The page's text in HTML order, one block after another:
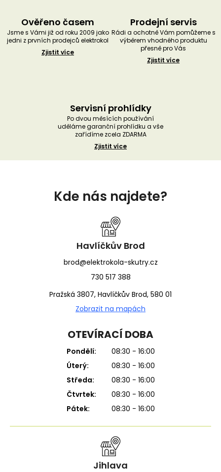
Ověřeno časem
Jsme s Vámi již od roku 2009 jako
jedni z prvních prodejců elektrokol
Zjistit více
Prodejní servis
Rádi a ochotně Vám pomůžeme s
výběrem vhodného produktu
přesně pro Vás
Zjistit více
Servisní prohlídky
Po dvou měsících používání
uděláme garanční prohlídku a vše
zařídíme zcela ZDARMA
Zjistit více
Kde nás najdete?
Havlíčkův Brod
brod@elektrokola-skutry.cz
730 517 388
Pražská 3807, Havlíčkův Brod, 580 01
Zobrazit na mapách
OTEVÍRACÍ DOBA
Pondělí:
08:30 - 16:00
Úterý:
08:30 - 16:00
Středa:
08:30 - 16:00
Čtvrtek:
08:30 - 16:00
Pátek:
08:30 - 16:00
Jihlava